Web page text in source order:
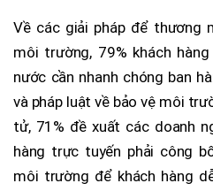
Về các giải pháp để thương
môi trường, 79% khách
nước cần nhanh chóng ban
và pháp luật về bảo vệ môi
tử, 71% đề xuất các doanh
hàng trực tuyến phải công
môi trường để khách hàng